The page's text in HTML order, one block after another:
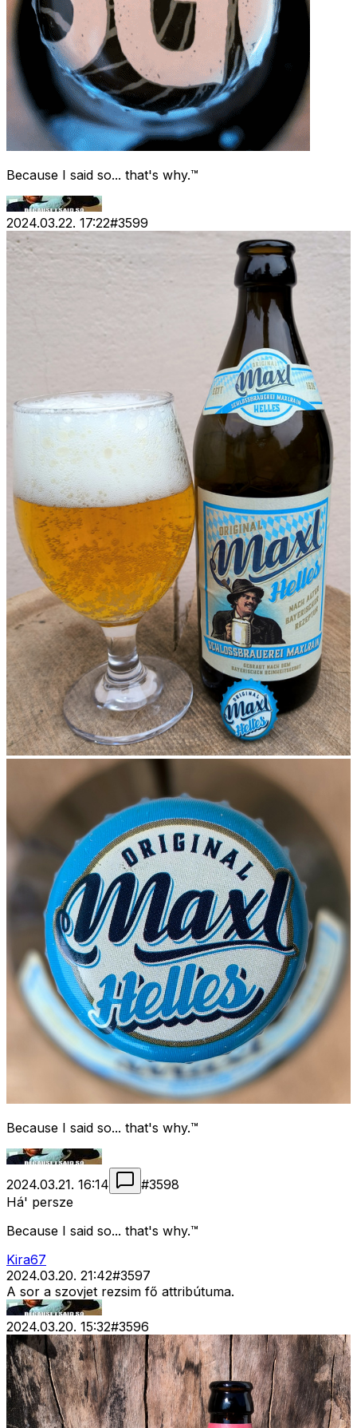
Because I said so... that's why.™
2024.03.22. 17:22#3599
Because I said so... that's why.™
2024.03.21. 16:14 #3598
Há' persze
Because I said so... that's why.™
Kira67
2024.03.20. 21:42#3597
A sor a szovjet rezsim fő attribútuma.
2024.03.20. 15:32#3596